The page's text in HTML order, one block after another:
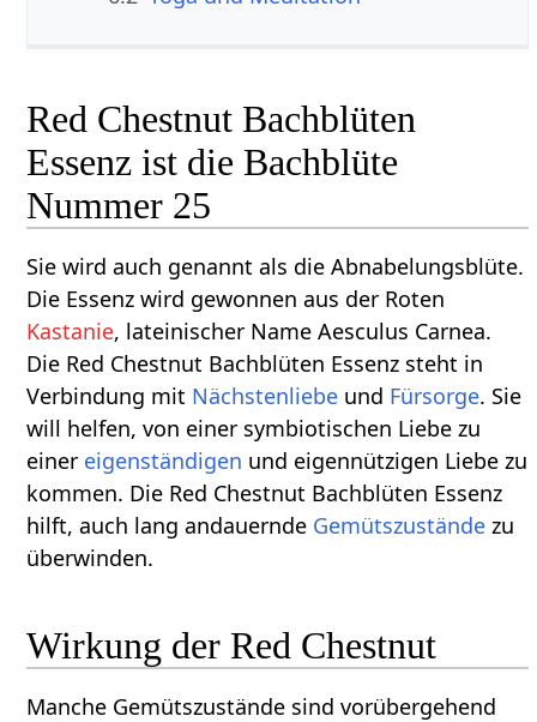
Red Chestnut Bachblüten
Essenz ist die Bachblüte
Nummer 25
Sie wird auch genannt als die Abnabelungsblüte.
Die Essenz wird gewonnen aus der Roten
Kastanie, lateinischer Name Aesculus Carnea.
Die Red Chestnut Bachblüten Essenz steht in
Verbindung mit Nächstenliebe und Fürsorge. Sie
will helfen, von einer symbiotischen Liebe zu
einer eigenständigen und eigennützigen Liebe zu
kommen. Die Red Chestnut Bachblüten Essenz
hilft, auch lang andauernde Gemütszustände zu
überwinden.
Wirkung der Red Chestnut
Manche Gemütszustände sind vorübergehend